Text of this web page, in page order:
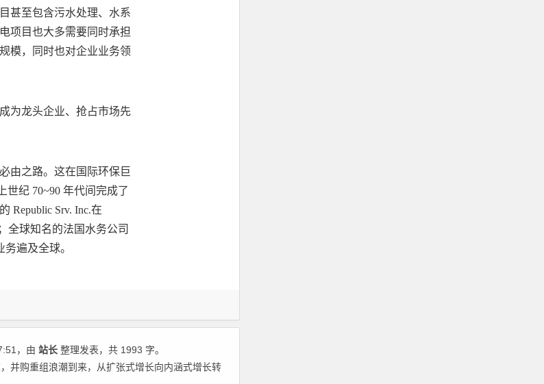
甚至包含污水处理、水系
项目也大多需要同时承担
模，同时也对企业业务领
为龙头企业、抢占市场先
由之路。这在国际环保巨
世纪 70~90 年代间完成了
Republic Srv. Inc.在
全球知名的法国水务公司
遍及全球。
，由 站长 整理发表，共 1993 字。
并购重组浪潮到来，从扩张式增长向内涵式增长转